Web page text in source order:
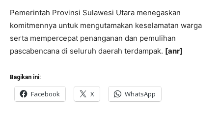
Pemerintah Provinsi Sulawesi Utara menegaskan
komitmennya untuk mengutamakan keselamatan warga
serta mempercepat penanganan dan pemulihan
pascabencana di seluruh daerah terdampak. [anr]
Bagikan ini:
Facebook X WhatsApp